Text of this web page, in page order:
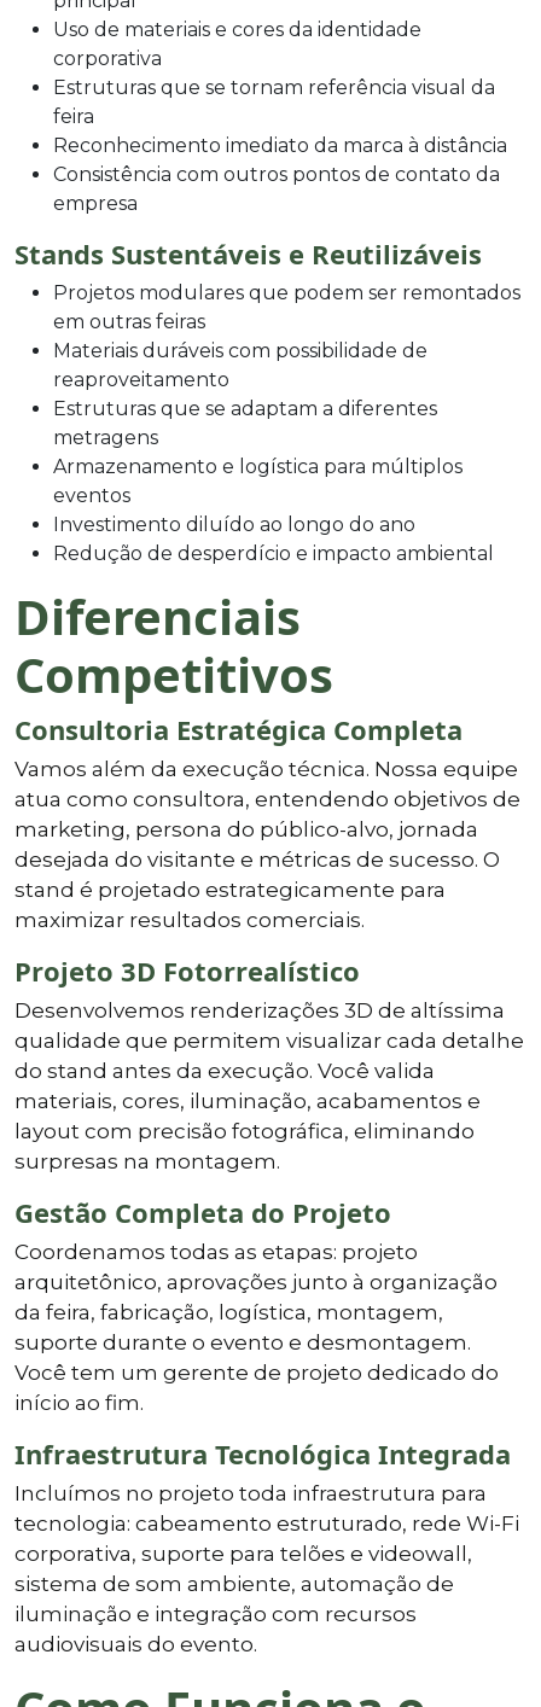
Uso de materiais e cores da identidade
corporativa
Estruturas que se tornam referência visual da
feira
Reconhecimento imediato da marca à distância
Consistência com outros pontos de contato da
empresa
Stands Sustentáveis e Reutilizáveis
Projetos modulares que podem ser remontados
em outras feiras
Materiais duráveis com possibilidade de
reaproveitamento
Estruturas que se adaptam a diferentes
metragens
Armazenamento e logística para múltiplos
eventos
Investimento diluído ao longo do ano
Redução de desperdício e impacto ambiental
Diferenciais
Competitivos
Consultoria Estratégica Completa
Vamos além da execução técnica. Nossa equipe
atua como consultora, entendendo objetivos de
marketing, persona do público-alvo, jornada
desejada do visitante e métricas de sucesso. O
stand é projetado estrategicamente para
maximizar resultados comerciais.
Projeto 3D Fotorrealístico
Desenvolvemos renderizações 3D de altíssima
qualidade que permitem visualizar cada detalhe
do stand antes da execução. Você valida
materiais, cores, iluminação, acabamentos e
layout com precisão fotográfica, eliminando
surpresas na montagem.
Gestão Completa do Projeto
Coordenamos todas as etapas: projeto
arquitetônico, aprovações junto à organização
da feira, fabricação, logística, montagem,
suporte durante o evento e desmontagem.
Você tem um gerente de projeto dedicado do
início ao fim.
Infraestrutura Tecnológica Integrada
Incluímos no projeto toda infraestrutura para
tecnologia: cabeamento estruturado, rede Wi-Fi
corporativa, suporte para telões e videowall,
sistema de som ambiente, automação de
iluminação e integração com recursos
audiovisuais do evento.